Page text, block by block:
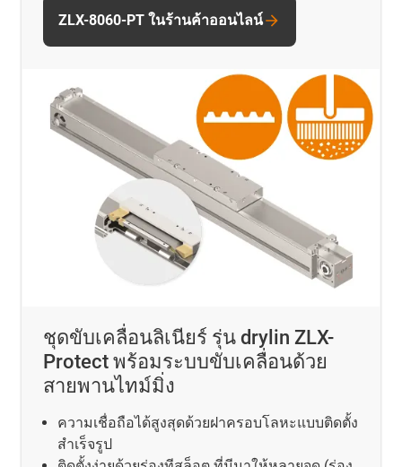
ชุดขับเคลื่อนลิเนียร์ รุ่น drylin ZLX-
Protect พร้อมระบบขับเคลื่อนด้วย
สายพานไทม์มิ่ง
ความเชื่อถือได้สูงสุดด้วยฝาครอบโลหะแบบติดตั้ง
สำเร็จรูป
ZLX-8060-PT ในร้านค้าออนไลน์